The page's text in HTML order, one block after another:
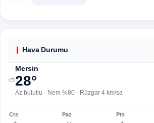
Hava Durumu
⛅
Mersin
28°
Az bulutlu · Nem %80 · Rüzgar 4 km/sa
Cts Paz Pts